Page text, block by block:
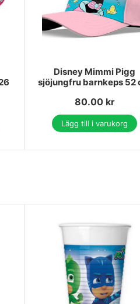
Disney Mimmi Pigg
sjöjungfru barnkeps 52
80.00 kr
Lägg till i varukorg